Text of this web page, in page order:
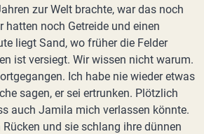
zur Welt brachte, war das noch
hatten noch Getreide und einen
liegt Sand, wo früher die Felder
ist versiegt. Wir wissen nicht warum.
Ich habe nie wieder etwas
sagen, er sei ertrunken. Plötzlich
auch Jamila mich verlassen könnte.
und sie schlang ihre dünnen